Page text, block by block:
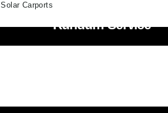
Carports
Rundum-Service